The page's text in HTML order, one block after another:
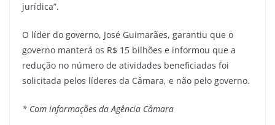
jurídica”.
O líder do governo, José Guimarães, garantiu que o
governo manterá os R$ 15 bilhões e informou que a
redução no número de atividades beneficiadas foi
solicitada pelos líderes da Câmara, e não pelo governo.
* Com informações da Agência Câmara